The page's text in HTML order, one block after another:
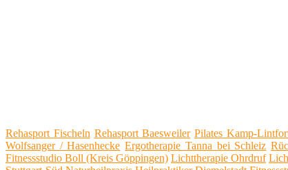
Rehasport Fischeln Rehasport Baesweiler Pilates Kamp-
Wolfsanger / Hasenhecke Ergotherapie Tanna bei Schleiz
Fitnessstudio Boll (Kreis Göppingen) Lichttherapie Ohrdruf